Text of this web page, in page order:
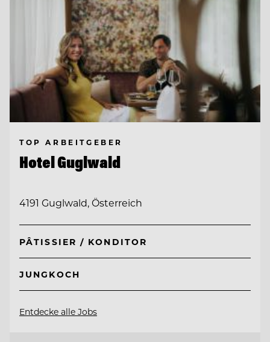
TOP ARBEITGEBER
Hotel Guglwald
4191 Guglwald, Österreich
PÂTISSIER / KONDITOR
JUNGKOCH
Entdecke alle Jobs